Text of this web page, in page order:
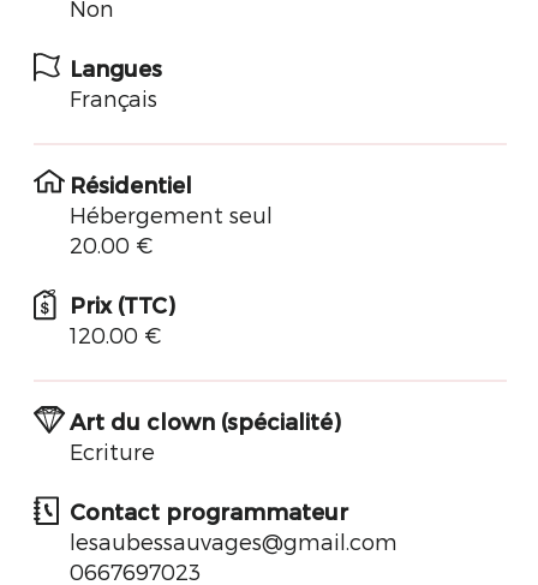
Non
Langues
Français
Résidentiel
Hébergement seul
20.00 €
Prix (TTC)
120.00 €
Art du clown (spécialité)
Ecriture
Contact programmateur
lesaubessauvages@gmail.com
0667697023